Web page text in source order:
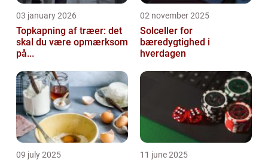
03 january 2026
Topkapning af træer: det
skal du være opmærksom
på...
02 november 2025
Solceller for
bæredygtighed i
hverdagen
09 july 2025 11 june 2025